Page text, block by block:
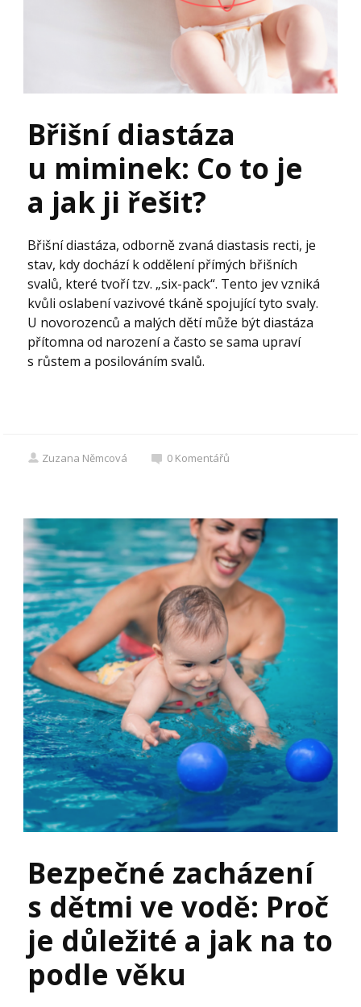
Břišní diastáza
u miminek: Co to je
a jak ji řešit?
Břišní diastáza, odborně zvaná diastasis recti, je
stav, kdy dochází k oddělení přímých břišních
svalů, které tvoří tzv. „six-pack“. Tento jev vzniká
kvůli oslabení vazivové tkáně spojující tyto svaly.
U novorozenců a malých dětí může být diastáza
přítomna od narození a často se sama upraví
s růstem a posilováním svalů.
Zuzana Němcová 0 Komentářů
Bezpečné zacházení
s dětmi ve vodě: Proč
je důležité a jak na to
podle věku